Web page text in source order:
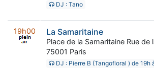
DJ : Tano
19h00 La Samaritaine
Place de la Samaritaine Rue de
75001 Paris
DJ : Pierre B (Tangofloral ) de 19h